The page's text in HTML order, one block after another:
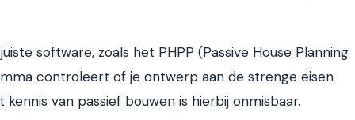
software, zoals het PHPP (Passive House Planning
controleert of je ontwerp aan de strenge eisen
van passief bouwen is hierbij onmisbaar.